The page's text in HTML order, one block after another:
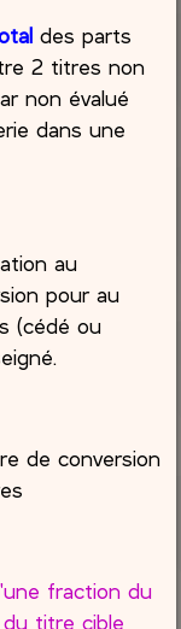
des parts
2 titres non
non évalué
dans une
au
pour au
(cédé ou
de conversion
fraction du
titre cible